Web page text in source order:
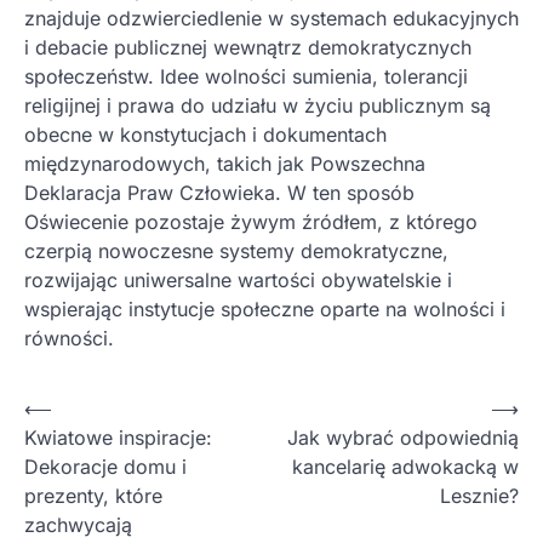
znajduje odzwierciedlenie w systemach edukacyjnych
i debacie publicznej wewnątrz demokratycznych
społeczeństw. Idee wolności sumienia, tolerancji
religijnej i prawa do udziału w życiu publicznym są
obecne w konstytucjach i dokumentach
międzynarodowych, takich jak Powszechna
Deklaracja Praw Człowieka. W ten sposób
Oświecenie pozostaje żywym źródłem, z którego
czerpią nowoczesne systemy demokratyczne,
rozwijając uniwersalne wartości obywatelskie i
wspierając instytucje społeczne oparte na wolności i
równości.
Nawigacja
wpisu
⟵
Kwiatowe inspiracje:
Dekoracje domu i
prezenty, które
zachwycają
Jak wybrać odpowiednią
kancelarię adwokacką w
Lesznie?
⟶